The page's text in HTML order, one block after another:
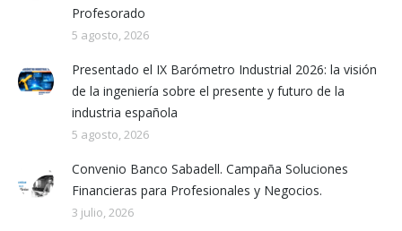
Profesorado
5 agosto, 2026
Presentado el IX Barómetro Industrial 2026: la visión
de la ingeniería sobre el presente y futuro de la
industria española
5 agosto, 2026
Convenio Banco Sabadell. Campaña Soluciones
Financieras para Profesionales y Negocios.
3 julio, 2026